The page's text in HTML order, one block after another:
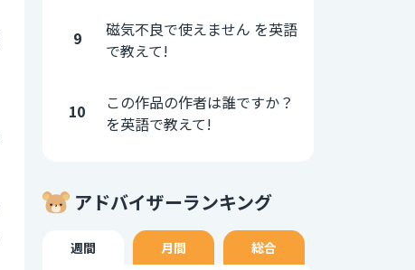
9
磁気不良で使えません を英語
で教えて!
10
この作品の作者は誰ですか？
を英語で教えて!
アドバイザーランキング
週間 月間 総合